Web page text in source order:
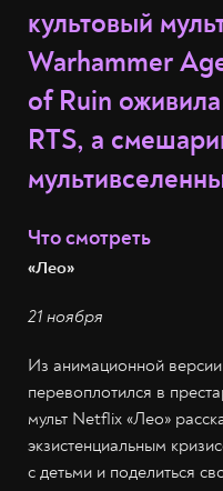
культовый
Warhammer
of Ruin
RTS, а
Что смотреть
«Лео»
21 ноября
Из анимационной
перевоплотился в
мульт Netflix «Лео»
экзистенциальным
с детьми и поделиться